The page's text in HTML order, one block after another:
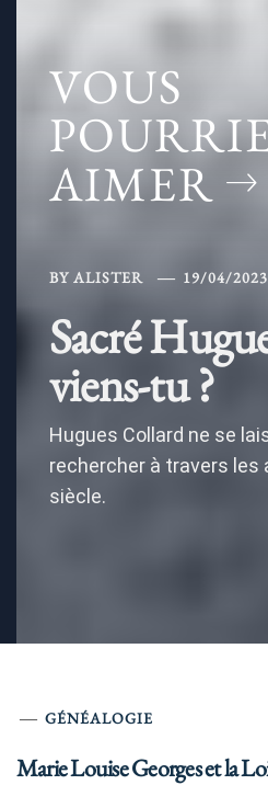
VOUS
AIMER
BY ALISTER 19/04/2023
Sacré
viens-tu ?
Hugues Collard ne se
rechercher à travers les
siècle.
GÉNÉALOGIE
Marie Louise Georges et la